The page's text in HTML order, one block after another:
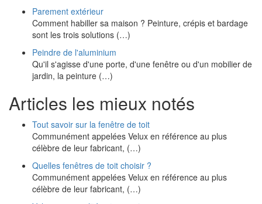
Parement extérieur
Comment habiller sa maison ? Peinture, crépis et bardage
sont les trois solutions (…)
Peindre de l'aluminium
Qu'il s'agisse d'une porte, d'une fenêtre ou d'un mobilier de
jardin, la peinture (…)
Articles les mieux notés
Tout savoir sur la fenêtre de toit
Communément appelées Velux en référence au plus
célèbre de leur fabricant, (…)
Quelles fenêtres de toit choisir ?
Communément appelées Velux en référence au plus
célèbre de leur fabricant, (…)